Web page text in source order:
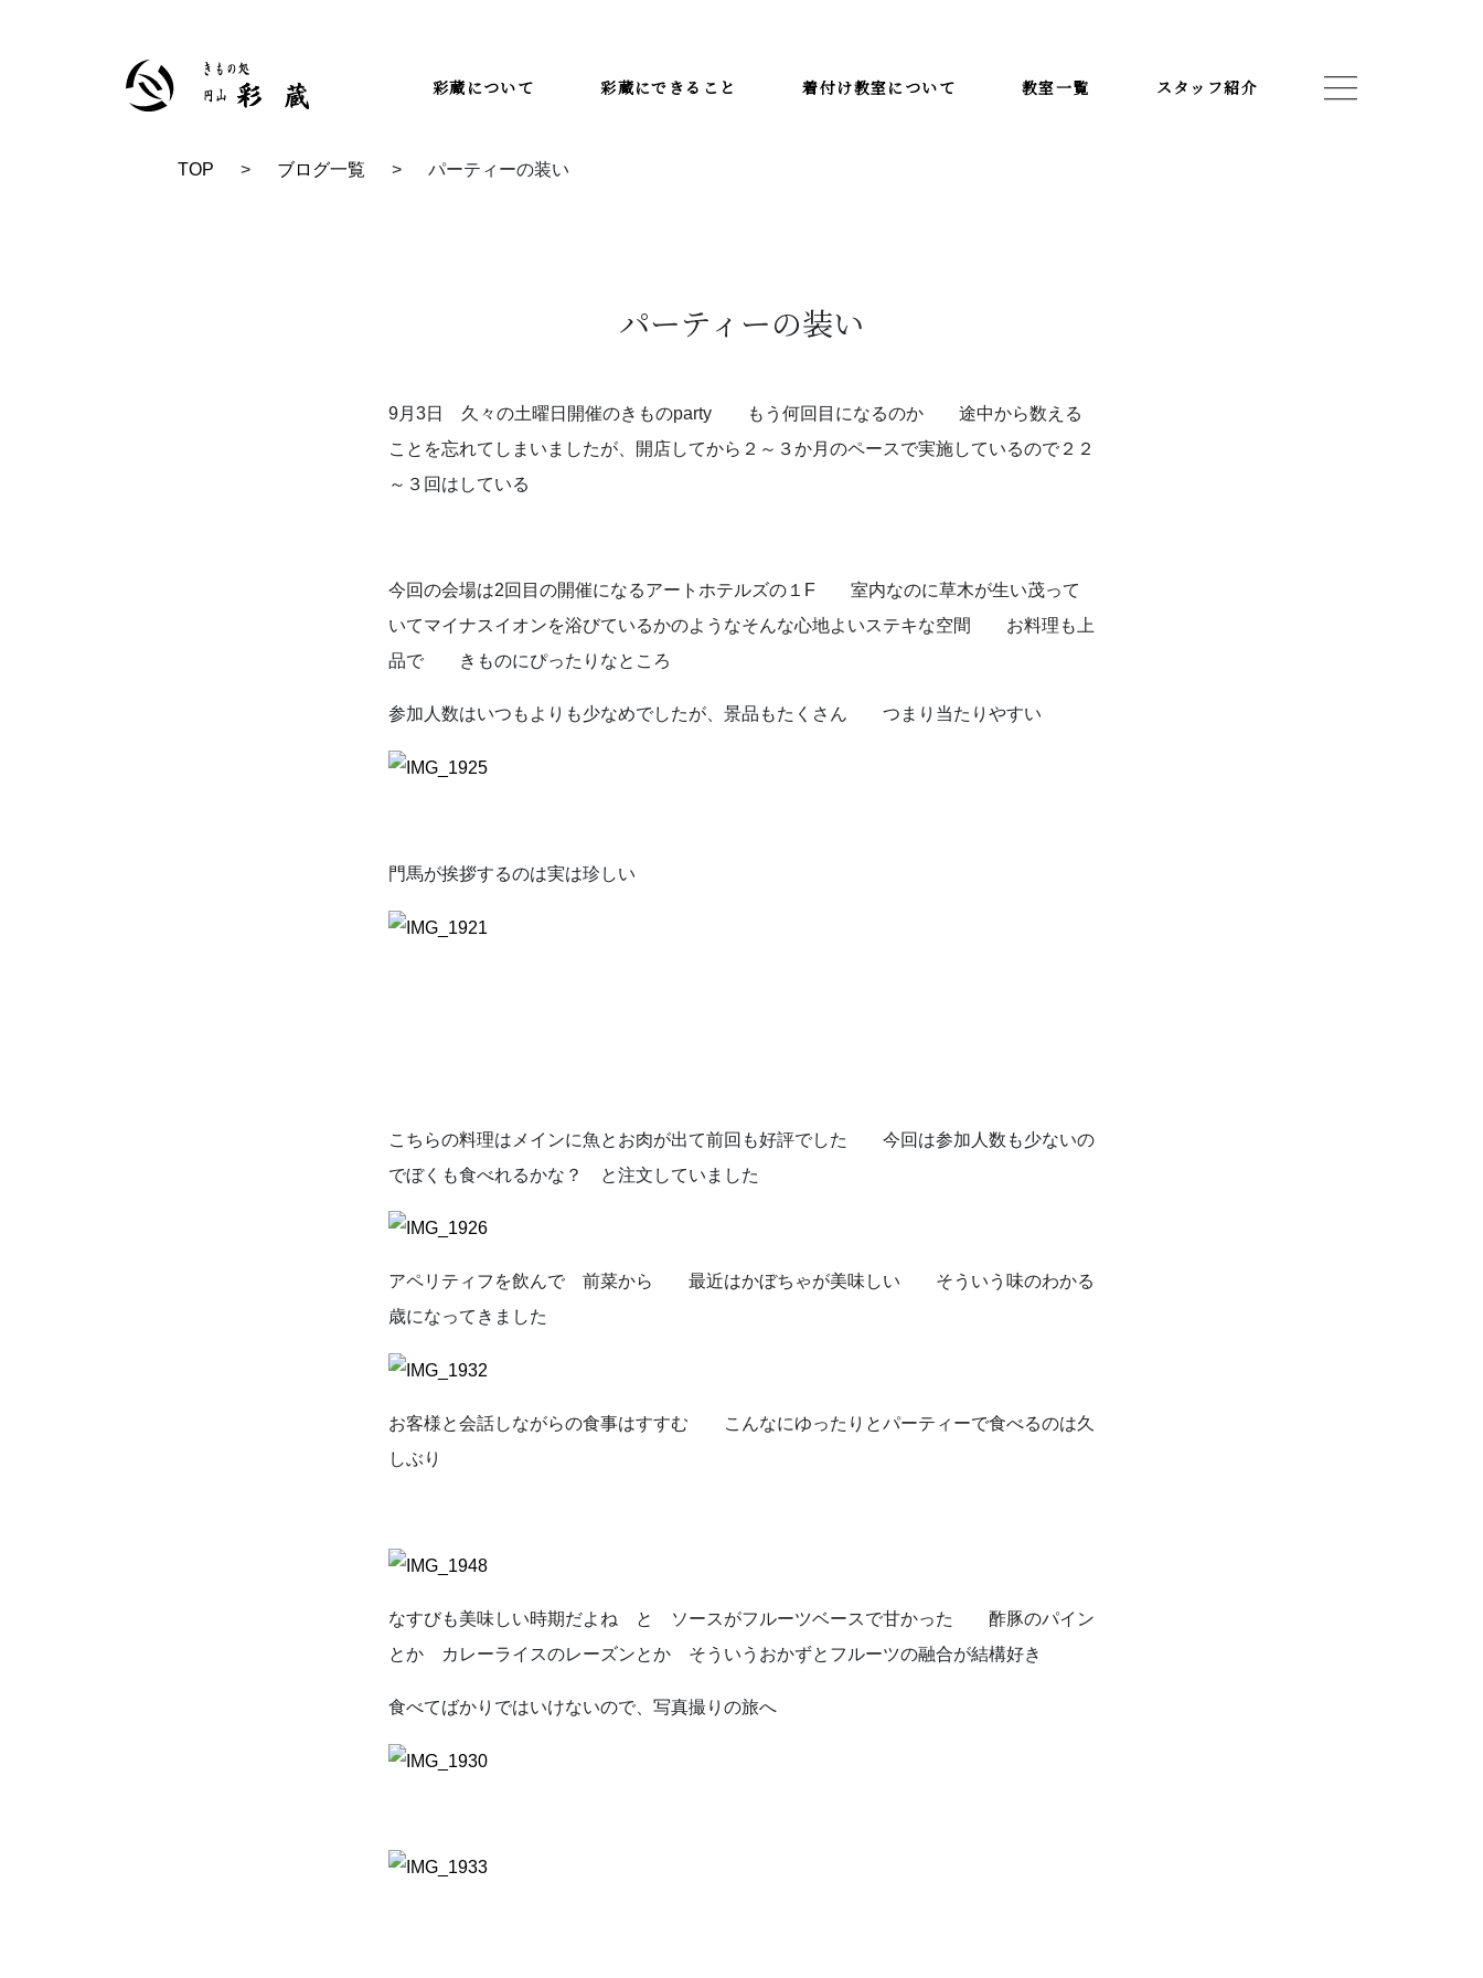
お問い合わせはこちらから
彩蔵について 彩蔵にできること 着付け教室について 教室一覧 スタッフ紹介
TOP > ブログ一覧 > パーティーの装い
パーティーの装い
9月3日 久々の土曜日開催のきものparty もう何回目になるのか 途中から数える
ことを忘れてしまいましたが、開店してから２～３か月のペースで実施しているので２２
～３回はしている
今回の会場は2回目の開催になるアートホテルズの１F 室内なのに草木が生い茂って
いてマイナスイオンを浴びているかのようなそんな心地よいステキな空間 お料理も上
品で きものにぴったりなところ
参加人数はいつもよりも少なめでしたが、景品もたくさん つまり当たりやすい
門馬が挨拶するのは実は珍しい
こちらの料理はメインに魚とお肉が出て前回も好評でした 今回は参加人数も少ないの
でぼくも食べれるかな？ と注文していました
アペリティフを飲んで 前菜から 最近はかぼちゃが美味しい そういう味のわかる
歳になってきました
お客様と会話しながらの食事はすすむ こんなにゆったりとパーティーで食べるのは久
しぶり
なすびも美味しい時期だよね と ソースがフルーツベースで甘かった 酢豚のパイン
とか カレーライスのレーズンとか そういうおかずとフルーツの融合が結構好き
食べてばかりではいけないので、写真撮りの旅へ